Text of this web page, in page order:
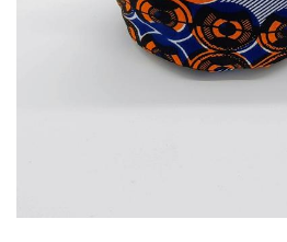
14,00€